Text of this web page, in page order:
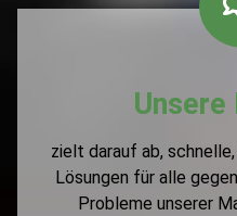
Unsere
zielt darauf ab,
Lösungen für alle
Probleme unserer